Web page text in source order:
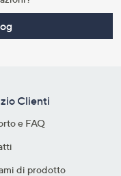
Clienti
e FAQ
di prodotto